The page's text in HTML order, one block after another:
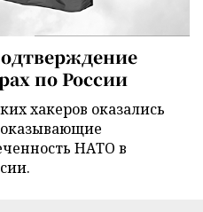
по России
хакеров оказались
НАТО в